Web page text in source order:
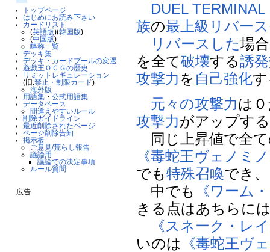
トップページ
はじめにお読み下さい
カードリスト
(英語版)(韓国版)
(中国版)
略称一覧
デッキ集
デッキ・カードプールの変遷
遊戯王ＯＣＧの歴史
リミットレギュレーション
(旧:禁止・制限カード)
海外版
用語集 ・公式用語集
データベース
間違えやすいルール
削除ガイドライン
最近削除されたページ
ページ削除告知
掲示板
ご意見/荒らし報告
議論用
議論での決定事項
ルール質問
広告
DUEL
族の最上級 リバー
リバースした場
を全て破壊する誘
攻撃力を 自己強化
元々の攻撃力は
攻撃力がアップす
同じ上昇値で全
《毒蛇王ヴェノミ
でも特殊召喚でき、
中でも
《ワーム
きる点はあちらに
《スネーク・レ
いのは 《毒蛇王ヴ